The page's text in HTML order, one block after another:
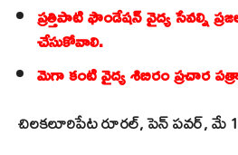
ప్రత్తిపాటి ఫౌండేషన్ వైద్య సేవల్ని
చేసుకోవాలి.
మెగా కంటి వైద్య శిబిరం ప్రచార
చిలకలూరిపేట రూరల్, పెన్ పవర్, మే